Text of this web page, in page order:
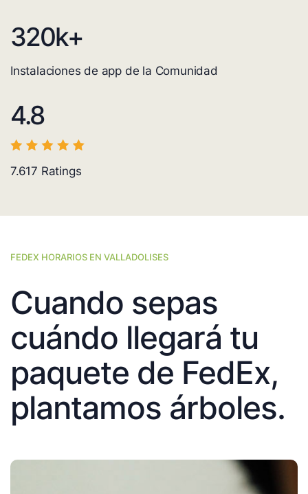
320k+
Instalaciones de app de la Comunidad
4.8
7.617 Ratings
FEDEX HORARIOS EN VALLADOLISES
Cuando sepas
cuándo llegará tu
paquete de FedEx,
plantamos árboles.